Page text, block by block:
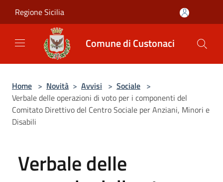
Regione Sicilia
Comune di Custonaci
Home > Novità > Avvisi > Sociale >
Verbale delle operazioni di voto per i componenti del
Comitato Direttivo del Centro Sociale per Anziani, Minori e
Disabili
Verbale delle